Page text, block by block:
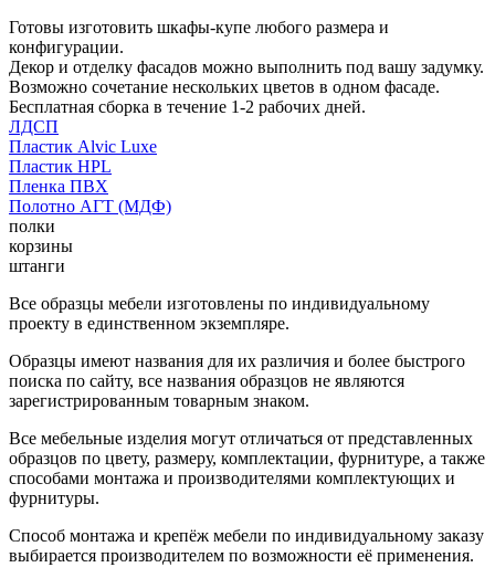
Готовы изготовить шкафы-купе любого размера и
конфигурации.
Декор и отделку фасадов можно выполнить под вашу задумку.
Возможно сочетание нескольких цветов в одном фасаде.
Бесплатная сборка в течение 1-2 рабочих дней.
ЛДСП
Пластик Alvic Luxe
Пластик HPL
Пленка ПВХ
Полотно АГТ (МДФ)
полки
корзины
штанги
Все образцы мебели изготовлены по индивидуальному
проекту в единственном экземпляре.
Образцы имеют названия для их различия и более быстрого
поиска по сайту, все названия образцов не являются
зарегистрированным товарным знаком.
Все мебельные изделия могут отличаться от представленных
образцов по цвету, размеру, комплектации, фурнитуре, а также
способами монтажа и производителями комплектующих и
фурнитуры.
Способ монтажа и крепёж мебели по индивидуальному заказу
выбирается производителем по возможности её применения.